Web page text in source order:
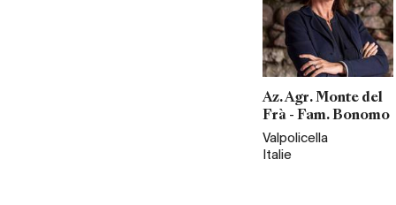
Az. Agr. Monte del
Frà - Fam. Bonomo
Valpolicella
Italie